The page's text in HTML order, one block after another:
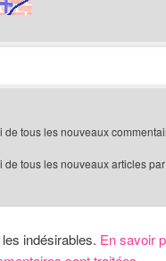
de tous les nouveaux
de tous les nouveaux articles
indésirables. En savoir